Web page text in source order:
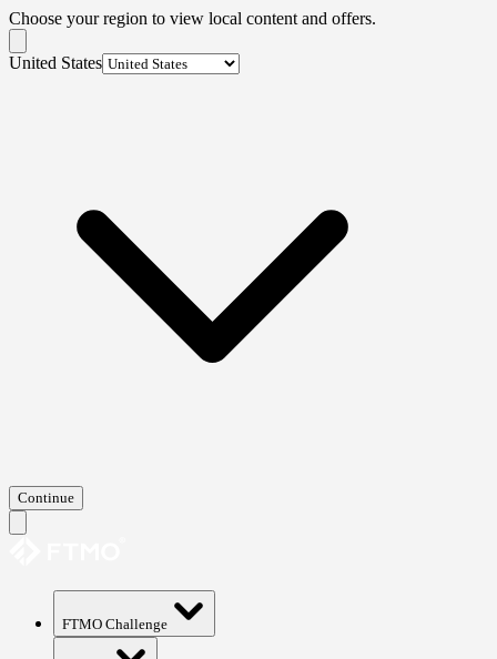
Choose your region to view local content and offers.
United States
Continue
FTMO Challenge